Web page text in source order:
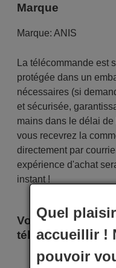
Marque
Marque: ANIS
La télécommande est
protégée dans un
nécessaires (si
et sécurisée,
mains dans le délai
vous recevrez la
directement par
expérience d'achat
instant !
Voici certains
télécommande
ANIS ATVR
Quel
accueillir !
pouvoir